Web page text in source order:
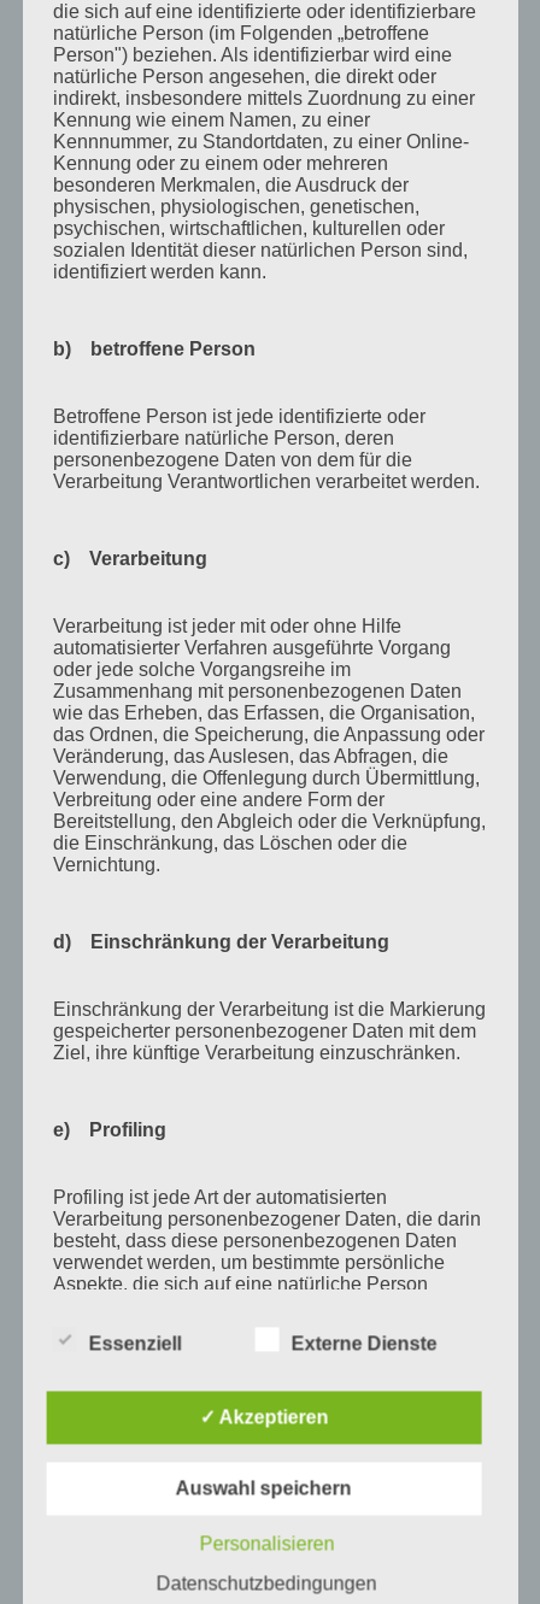
Oktober 2018
August 2018
Juli 2018
Mai 2018
April 2018
August 2017
Juli 2017
Juni 2017
Juli 2016
November 2015
September 2015
August 2015
Mai 2015
August 2014
Juli 2014
Juni 2014
Januar 2014
August 2013
Juli 2013
März 2013
August 2012
Juni 2012
Februar 2012
November 2011
Oktober 2011
August 2011
Juli 2011
Juni 2011
Februar 2011
die sich auf eine identifizierte oder identifizierbare
natürliche Person (im Folgenden „betroffene
Person") beziehen. Als identifizierbar wird eine
natürliche Person angesehen, die direkt oder
indirekt, insbesondere mittels Zuordnung zu einer
Kennung wie einem Namen, zu einer
Kennnummer, zu Standortdaten, zu einer Online-
Kennung oder zu einem oder mehreren
besonderen Merkmalen, die Ausdruck der
physischen, physiologischen, genetischen,
psychischen, wirtschaftlichen, kulturellen oder
sozialen Identität dieser natürlichen Person sind,
identifiziert werden kann.
b) betroffene Person
Betroffene Person ist jede identifizierte oder
identifizierbare natürliche Person, deren
personenbezogene Daten von dem für die
Verarbeitung Verantwortlichen verarbeitet werden.
c) Verarbeitung
Verarbeitung ist jeder mit oder ohne Hilfe
automatisierter Verfahren ausgeführte Vorgang
oder jede solche Vorgangsreihe im
Zusammenhang mit personenbezogenen Daten
wie das Erheben, das Erfassen, die Organisation,
das Ordnen, die Speicherung, die Anpassung oder
Veränderung, das Auslesen, das Abfragen, die
Verwendung, die Offenlegung durch Übermittlung,
Verbreitung oder eine andere Form der
Bereitstellung, den Abgleich oder die Verknüpfung,
die Einschränkung, das Löschen oder die
Vernichtung.
d) Einschränkung der Verarbeitung
Einschränkung der Verarbeitung ist die Markierung
gespeicherter personenbezogener Daten mit dem
Ziel, ihre künftige Verarbeitung einzuschränken.
e) Profiling
Profiling ist jede Art der automatisierten
Verarbeitung personenbezogener Daten, die darin
besteht, dass diese personenbezogenen Daten
verwendet werden, um bestimmte persönliche
Aspekte, die sich auf eine natürliche Person
Gesundheit, persönlicher Vorlieben, Interessen,
Ortswechsel dieser natürlichen Person zu
analysieren oder vorherzusagen.
f) Pseudonymisierung
personenbezogener Daten in einer Weise, auf
Essenziell Externe Dienste
✓ Akzeptieren
Auswahl speichern
Personalisieren
Datenschutzbedingungen